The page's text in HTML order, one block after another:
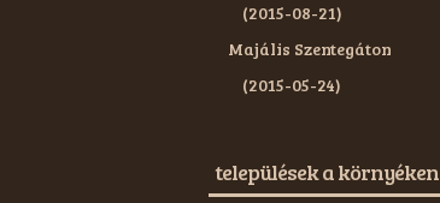
(2015-08-21)
Majális Szentegáton
(2015-05-24)
települések a környéken